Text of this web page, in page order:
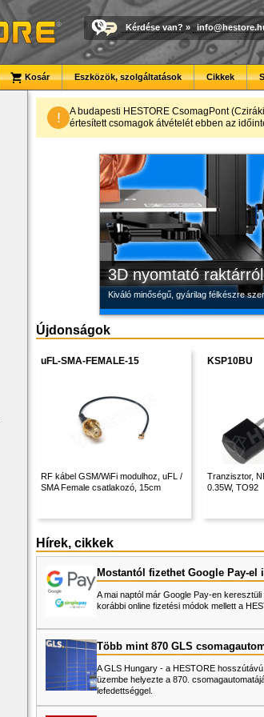
Kérdése van? »
Kosár Eszközök, szolgáltatások Cikkek
! A budapesti HESTORE CsomagPont
értesített csomagok átvételét ebben az
3D nyomtató raktárról
Kiváló minőségű, gyárilag félkészre
Megbízható
Új, modern megjelenésű és
Modulvilág
Fejlesztés, szórakozás és robotika, a
Új PLA filamentek
Kiváló árfekvésű, sok színben elérhető
Újdonságok
uFL-SMA-FEMALE-15
RF kábel GSM/WiFi modulhoz, uFL /
SMA Female csatlakozó, 15cm
KSP10BU
Tranzisztor,
0.35W, TO92
Hírek, cikkek
Mostantól fizethet Google Pay-el
A mai naptól már Google Pay-en
korábbi online fizetési módok mellett a
Több mint 870 GLS
A GLS Hungary - a HESTORE
üzembe helyezte a 870.
lefedettséggel.